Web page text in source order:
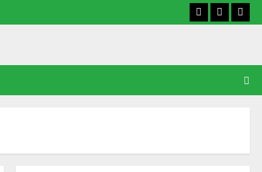
Facebook
X